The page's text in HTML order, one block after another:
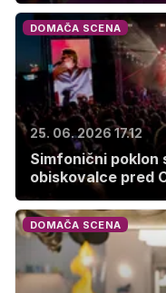
DOMAČA SCENA
25. 06. 2026 17.12
Simfonični poklon
obiskovalce pred
DOMAČA SCENA